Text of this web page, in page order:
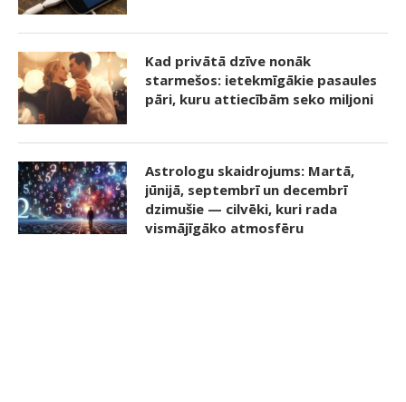
Kad privātā dzīve nonāk
starmešos: ietekmīgākie pasaules
pāri, kuru attiecībām seko miljoni
Astrologu skaidrojums: Martā,
jūnijā, septembrī un decembrī
dzimušie — cilvēki, kuri rada
vismājīgāko atmosfēru